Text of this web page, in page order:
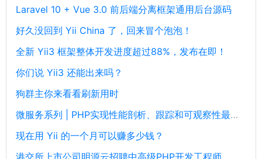
Laravel 10 + Vue 3.0 前后端分离框架通用后台源码
好久没回到 Yii China 了，回来冒个泡泡！
全新 Yii3 框架整体开发进度超过88%，发布在即！
你们说 Yii3 还能出来吗？
狗群主你来看看刷新用时
微服务系列 | PHP实现性能剖析、跟踪和可观察性最佳实践
现在用 Yii 的一个月可以赚多少钱？